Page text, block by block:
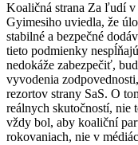
Koaličná strana Za ľudí
Gyimesiho uviedla, že
stabilné a bezpečné
tieto podmienky
nedokáže zabezpečiť,
vyvodenia
rezortov strany SaS. O
reálnych skutočností, nie
vždy bol, aby koaliční
rokovaniach, nie v